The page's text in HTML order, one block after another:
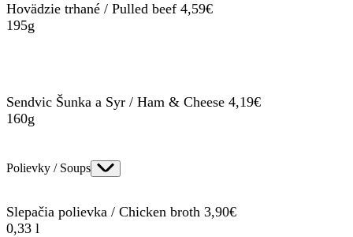
Hovädzie trhané / Pulled beef 4,59€
195g
Sendvic Šunka a Syr / Ham & Cheese 4,19€
160g
Polievky / Soups
Slepačia polievka / Chicken broth 3,90€
0,33 l